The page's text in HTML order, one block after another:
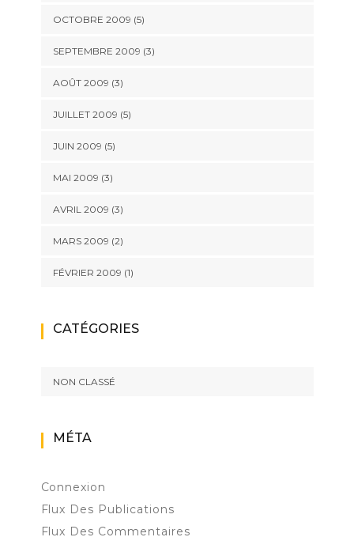
OCTOBRE 2009 (5)
SEPTEMBRE 2009 (3)
AOÛT 2009 (3)
JUILLET 2009 (5)
JUIN 2009 (5)
MAI 2009 (3)
AVRIL 2009 (3)
MARS 2009 (2)
FÉVRIER 2009 (1)
CATÉGORIES
NON CLASSÉ
MÉTA
Connexion
Flux Des Publications
Flux Des Commentaires